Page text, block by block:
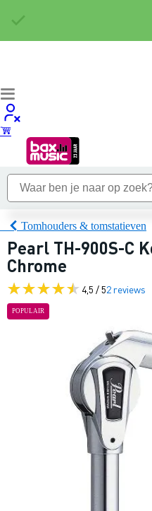
Tomhouders & tomstatieven
Pearl TH-900S-C
Chrome
4,5 / 52 reviews
POPULAIR